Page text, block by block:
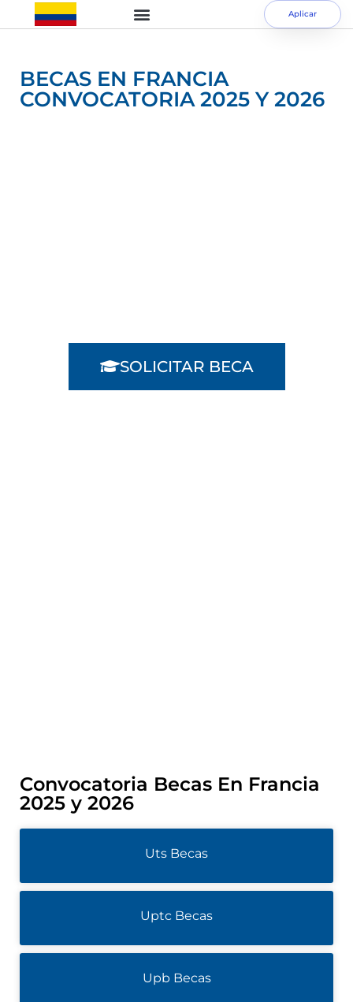
Aplicar
BECAS EN FRANCIA
CONVOCATORIA 2025 Y 2026
SOLICITAR BECA
Convocatoria Becas En Francia
2025 y 2026
Uts Becas
Uptc Becas
Upb Becas